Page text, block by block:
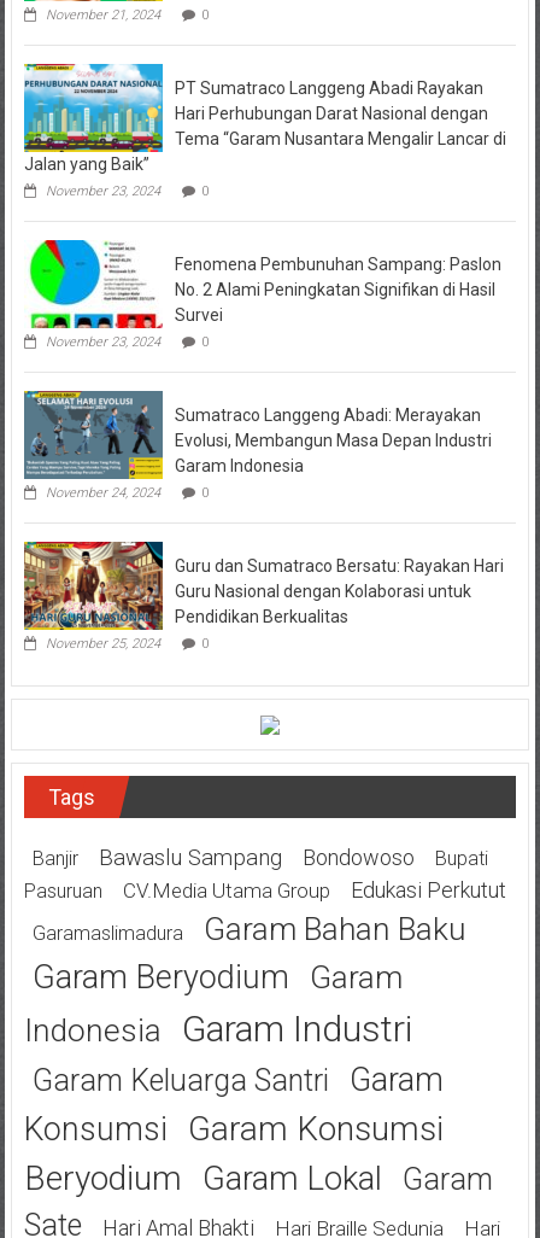
November 21, 2024 0
PT Sumatraco Langgeng Abadi Rayakan
Hari Perhubungan Darat Nasional dengan
Tema “Garam Nusantara Mengalir Lancar di
Jalan yang Baik”
November 23, 2024 0
Fenomena Pembunuhan Sampang: Paslon
No. 2 Alami Peningkatan Signifikan di Hasil
Survei
November 23, 2024 0
Sumatraco Langgeng Abadi: Merayakan
Evolusi, Membangun Masa Depan Industri
Garam Indonesia
November 24, 2024 0
Guru dan Sumatraco Bersatu: Rayakan Hari
Guru Nasional dengan Kolaborasi untuk
Pendidikan Berkualitas
November 25, 2024 0
Tags
Banjir Bawaslu Sampang Bondowoso
Bupati
Pasuruan
CV.Media Utama Group Edukasi Perkutut
Garamaslimadura Garam Bahan Baku
Garam Beryodium
Garam
Indonesia
Garam Industri
Garam Keluarga Santri
Garam
Konsumsi
Garam Konsumsi
Beryodium
Garam Lokal
Garam
Sate
Hari Amal Bhakti Hari Braille Sedunia Hari